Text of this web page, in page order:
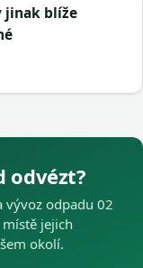
jinak blíže
odvézt?
vývoz odpadu 02
jejich
okolí.